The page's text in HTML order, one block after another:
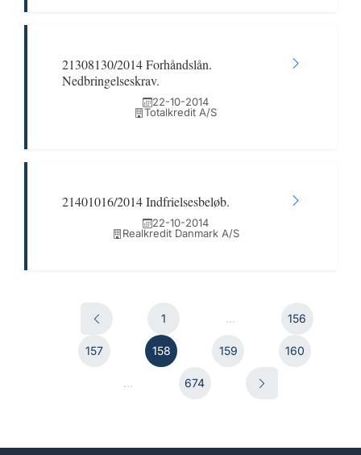
21308130/2014 Forhåndslån.
Nedbringelseskrav.
22-10-2014
Totalkredit A/S
21401016/2014 Indfrielsesbeløb.
22-10-2014
Realkredit Danmark A/S
1 ... 156
157 158 159 160
... 674